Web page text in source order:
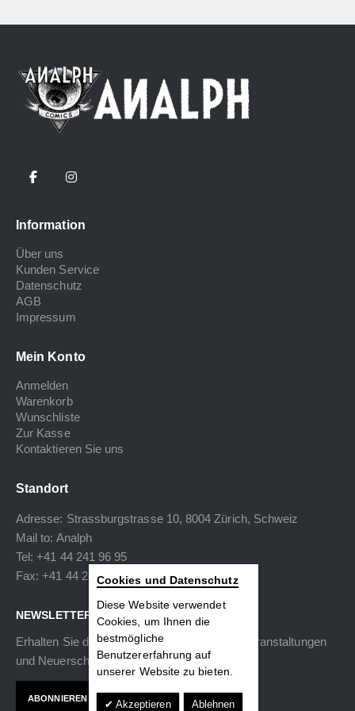
Information
Über uns
Kunden Service
Datenschutz
AGB
Impressum
Mein Konto
Anmelden
Warenkorb
Wunschliste
Zur Kasse
Kontaktieren Sie uns
Standort
Adresse: Strassburgstrasse 10, 8004 Zürich, Schweiz
Mail to: Analph
Tel: +41 44 241 96 95
Fax: +41 44 240 34 40
NEWSLETTER
Erhalten Sie die neuesten Informationen zu Veranstaltungen
und Neuerscheinungen.
ABONNIEREN
Cookies und Datenschutz
Diese Website verwendet
Cookies, um Ihnen die
bestmögliche
Benutzererfahrung auf
unserer Website zu bieten.
Akzeptieren Ablehnen